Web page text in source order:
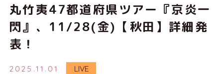
丸竹夷47都道府県ツアー『京炎一
閃』、11/28(金)【秋田】詳細発
表！
2025.11.01 LIVE